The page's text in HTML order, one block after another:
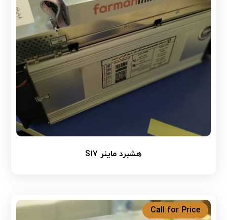
هشبرد ماینر S17
Call for Price